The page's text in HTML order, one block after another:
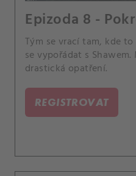
Epizoda 8 -
Tým se vrací tam, kde
se vypořádat s
drastická opatření.
REGISTROVAT